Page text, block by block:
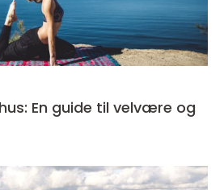
En guide til velvære og